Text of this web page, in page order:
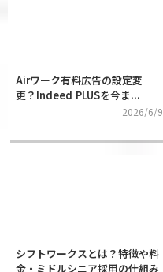
Airワーク有料広告の設定変
更？Indeed PLUSを今ま...
2026/6/9
シフトワークスとは？特徴や料
金・ミドルシニア採用の仕組み